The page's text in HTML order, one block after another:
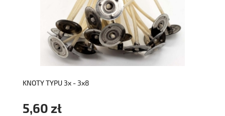
KNOTY TYPU 3x - 3x8
5,60 zł
do koszyka